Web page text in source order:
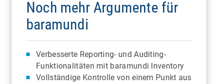
Noch mehr Argumente für
baramundi
Verbesserte Reporting- und Auditing-
Funktionalitäten mit baramundi Inventory
Vollständige Kontrolle von einem Punkt aus